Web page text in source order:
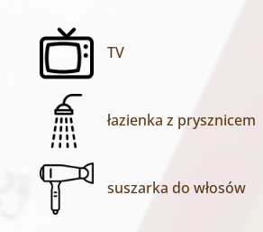
TV
łazienka z prysznicem
suszarka do włosów